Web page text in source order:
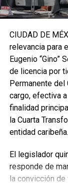
CIUDAD DE
relevancia para
Eugenio
de licencia por
Permanente del
cargo, efectiva
finalidad
la Cuarta
entidad caribeña.
El legislador
responde de
la convicción